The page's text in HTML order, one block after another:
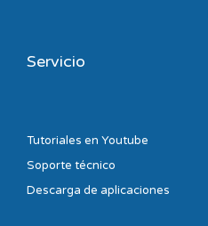
Servicio
Tutoriales en Youtube
Soporte técnico
Descarga de aplicaciones